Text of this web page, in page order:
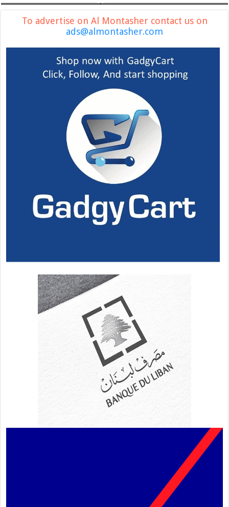
To advertise on Al Montasher contact us on
ads@almontasher.com